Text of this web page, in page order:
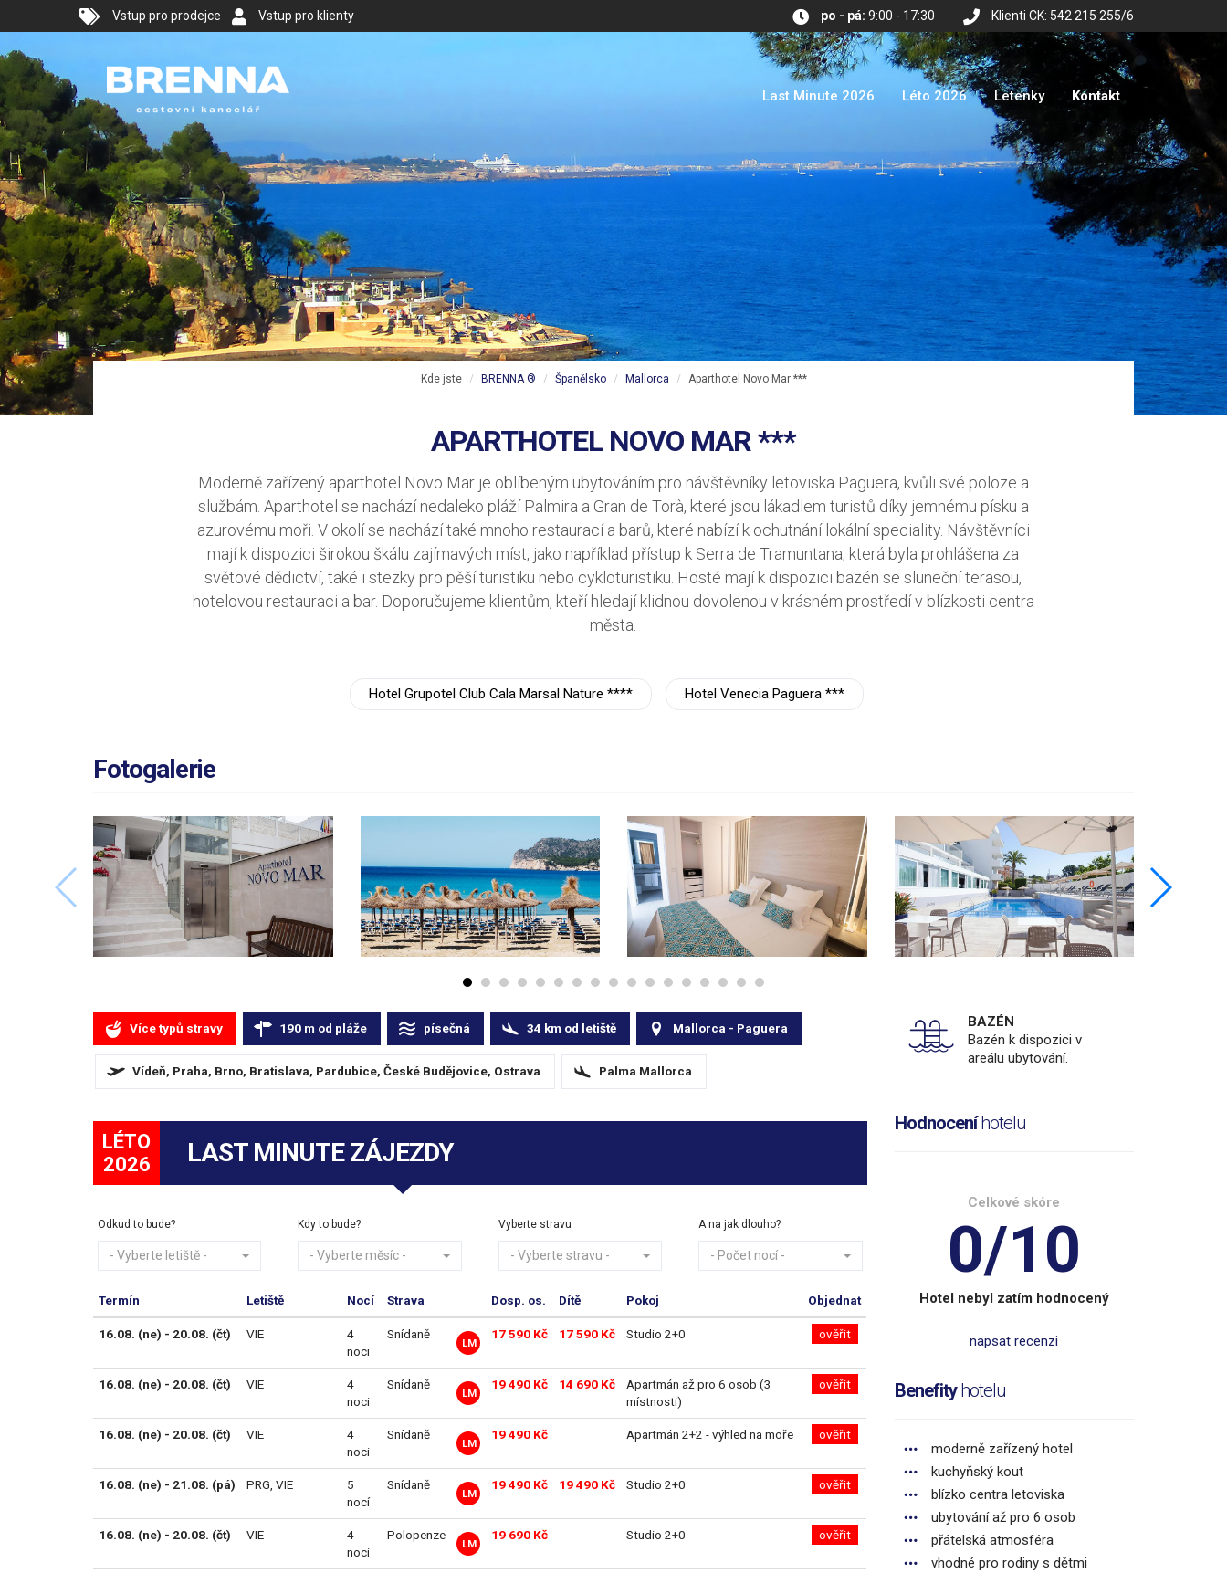
Vstup pro prodejce Vstup pro klienty Klienti CK: 542 215 255/6
po - pá: 9:00 - 17:30
Last Minute 2026 Léto 2026 Letenky Kontakt
Kde jste BRENNA ® Španělsko Mallorca Aparthotel Novo Mar ***
APARTHOTEL NOVO MAR ***
Moderně zařízený aparthotel Novo Mar je oblíbeným ubytováním pro návštěvníky letoviska Paguera, kvůli své poloze a
službám. Aparthotel se nachází nedaleko pláží Palmira a Gran de Torà, které jsou lákadlem turistů díky jemnému písku a
azurovému moři. V okolí se nachází také mnoho restaurací a barů, které nabízí k ochutnání lokální speciality. Návštěvníci
mají k dispozici širokou škálu zajímavých míst, jako například přístup k Serra de Tramuntana, která byla prohlášena za
světové dědictví, také i stezky pro pěší turistiku nebo cykloturistiku. Hosté mají k dispozici bazén se sluneční terasou,
hotelovou restauraci a bar. Doporučujeme klientům, kteří hledají klidnou dovolenou v krásném prostředí v blízkosti centra
města.
Hotel Grupotel Club Cala Marsal Nature **** Hotel Venecia Paguera ***
Fotogalerie
Více typů stravy 190 m od pláže písečná 34 km od letiště Mallorca - Paguera
Vídeň, Praha, Brno, Bratislava, Pardubice, České Budějovice, Ostrava Palma Mallorca
LÉTO
2026
LAST MINUTE ZÁJEZDY
Odkud to bude?
- Vyberte letiště -
Kdy to bude?
- Vyberte měsíc -
Vyberte stravu
- Vyberte stravu -
A na jak dlouho?
- Počet nocí -
Termín Letiště Nocí Strava Dosp. os. Dítě Pokoj Objednat
16.08. (ne) - 20.08. (čt) VIE
4
noci
Snídaně
LM
17 590 Kč 17 590 Kč Studio 2+0 ověřit
16.08. (ne) - 20.08. (čt) VIE
4
noci
Snídaně
LM
19 490 Kč 14 690 Kč
Apartmán až pro 6 osob (3
místnosti)
ověřit
16.08. (ne) - 20.08. (čt) VIE
4
noci
Snídaně
LM
19 490 Kč Apartmán 2+2 - výhled na moře ověřit
16.08. (ne) - 21.08. (pá) PRG, VIE
5
nocí
Snídaně
LM
19 490 Kč 19 490 Kč Studio 2+0 ověřit
16.08. (ne) - 20.08. (čt) VIE
4
noci
Polopenze
LM
19 690 Kč Studio 2+0 ověřit
BAZÉN
Bazén k dispozici v
areálu ubytování.
Hodnoceníhotelu
Celkové skóre
0/10
Hotel nebyl zatím hodnocený
napsat recenzi
Benefityhotelu
moderně zařízený hotel
kuchyňský kout
blízko centra letoviska
ubytování až pro 6 osob
přátelská atmosféra
vhodné pro rodiny s dětmi